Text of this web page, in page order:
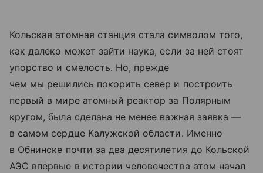
Кольская атомная станция стала символом того,
как далеко может зайти наука, если за ней стоят
упорство и смелость. Но, прежде
чем мы решились покорить север и построить
первый в мире атомный реактор за Полярным
кругом, была сделана не менее важная заявка —
в самом сердце Калужской области. Именно
в Обнинске почти за два десятилетия до Кольской
АЭС впервые в истории человечества атом начал